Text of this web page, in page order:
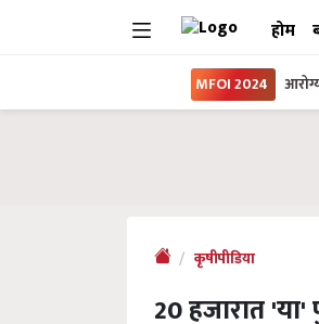
होम
MFOI 2024
कृषीपीडिया
20 हजारात